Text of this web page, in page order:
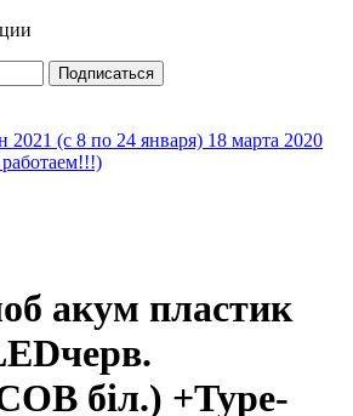
Подписаться
2021 (с 8 по 24 января) 18 марта 2020
акум пластик
біл.) +Type-